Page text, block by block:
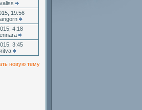
19:56
4:18
3:45
новую тему